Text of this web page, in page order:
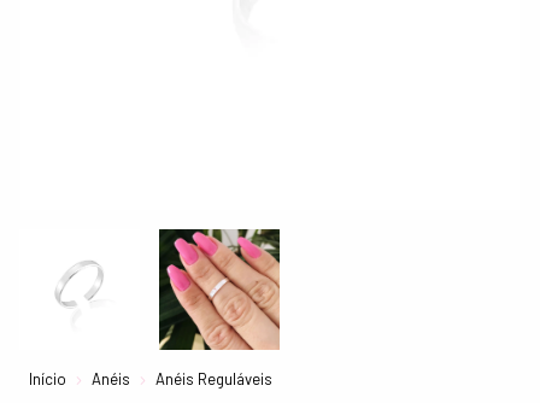
Início Anéis Anéis Reguláveis